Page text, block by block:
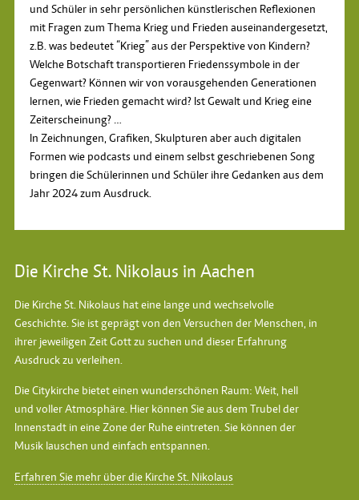
und Schüler in sehr persönlichen künstlerischen Reflexionen
mit Fragen zum Thema Krieg und Frieden auseinandergesetzt,
z.B. was bedeutet “Krieg” aus der Perspektive von Kindern?
Welche Botschaft transportieren Friedenssymbole in der
Gegenwart? Können wir von vorausgehenden Generationen
lernen, wie Frieden gemacht wird? Ist Gewalt und Krieg eine
Zeiterscheinung? …
In Zeichnungen, Grafiken, Skulpturen aber auch digitalen
Formen wie podcasts und einem selbst geschriebenen Song
bringen die Schülerinnen und Schüler ihre Gedanken aus dem
Jahr 2024 zum Ausdruck.
Die Kirche St. Nikolaus in Aachen
Die Kirche St. Nikolaus hat eine lange und wechselvolle
Geschichte. Sie ist geprägt von den Versuchen der Menschen, in
ihrer jeweiligen Zeit Gott zu suchen und dieser Erfahrung
Ausdruck zu verleihen.
Die Citykirche bietet einen wunderschönen Raum: Weit, hell
und voller Atmosphäre. Hier können Sie aus dem Trubel der
Innenstadt in eine Zone der Ruhe eintreten. Sie können der
Musik lauschen und einfach entspannen.
Erfahren Sie mehr über die Kirche St. Nikolaus